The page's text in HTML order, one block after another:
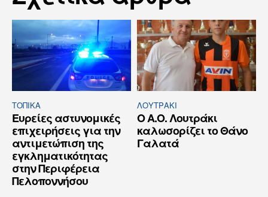
ΤΟΠΙΚΑ
Ευρείες αστυνομικές
επιχειρήσεις για την
αντιμετώπιση της
εγκληματικότητας
στην Περιφέρεια
Πελοποννήσου
ΛΟΥΤΡΆΚΙ
Ο Α.Ο. Λουτράκι
καλωσορίζει το Θάνο
Γαλατά